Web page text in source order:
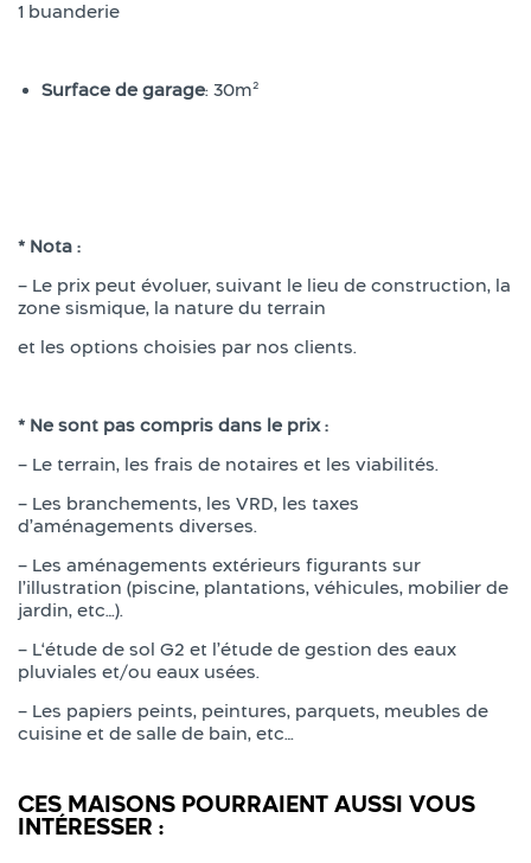
1 buanderie
Surface de garage: 30m²
* Nota :
– Le prix peut évoluer, suivant le lieu de construction, la
zone sismique, la nature du terrain
et les options choisies par nos clients.
* Ne sont pas compris dans le prix :
– Le terrain, les frais de notaires et les viabilités.
– Les branchements, les VRD, les taxes
d’aménagements diverses.
– Les aménagements extérieurs figurants sur
l’illustration (piscine, plantations, véhicules, mobilier de
jardin, etc…).
– L‘étude de sol G2 et l’étude de gestion des eaux
pluviales et/ou eaux usées.
– Les papiers peints, peintures, parquets, meubles de
cuisine et de salle de bain, etc…
CES MAISONS POURRAIENT AUSSI VOUS
INTÉRESSER :